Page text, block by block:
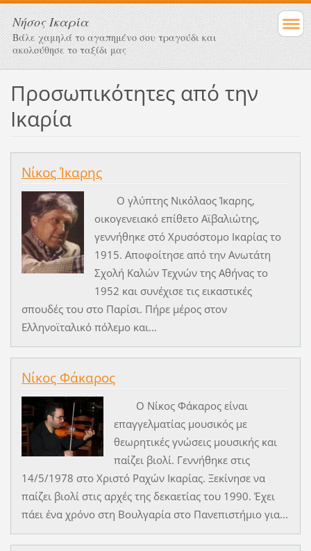
Νήσος Ικαρία
Βάλε χαμηλά το αγαπημένο σου τραγούδι και
ακολούθησε το ταξίδι μας
Προσωπικότητες από την
Ικαρία
Νίκος Ίκαρης
Ο γλύπτης Νικόλαος Ίκαρης,
οικογενειακό επίθετο Αϊβαλιώτης,
γεννήθηκε στό Χρυσόστομο Ικαρίας το
1915. Αποφοίτησε από την Ανωτάτη
Σχολή Καλών Τεχνών της Αθήνας το
1952 και συνέχισε τις εικαστικές
σπουδές του στο Παρίσι. Πήρε μέρος στον
Ελληνοϊταλικό πόλεμο και...
Νίκος Φάκαρος
Ο Νίκος Φάκαρος είναι
επαγγελματίας μουσικός με
θεωρητικές γνώσεις μουσικής και
παίζει βιολί. Γεννήθηκε στις
14/5/1978 στο Χριστό Ραχών Ικαρίας. Ξεκίνησε να
παίζει βιολί στις αρχές της δεκαετίας του 1990. Έχει
πάει ένα χρόνο στη Βουλγαρία στο Πανεπιστήμιο για...